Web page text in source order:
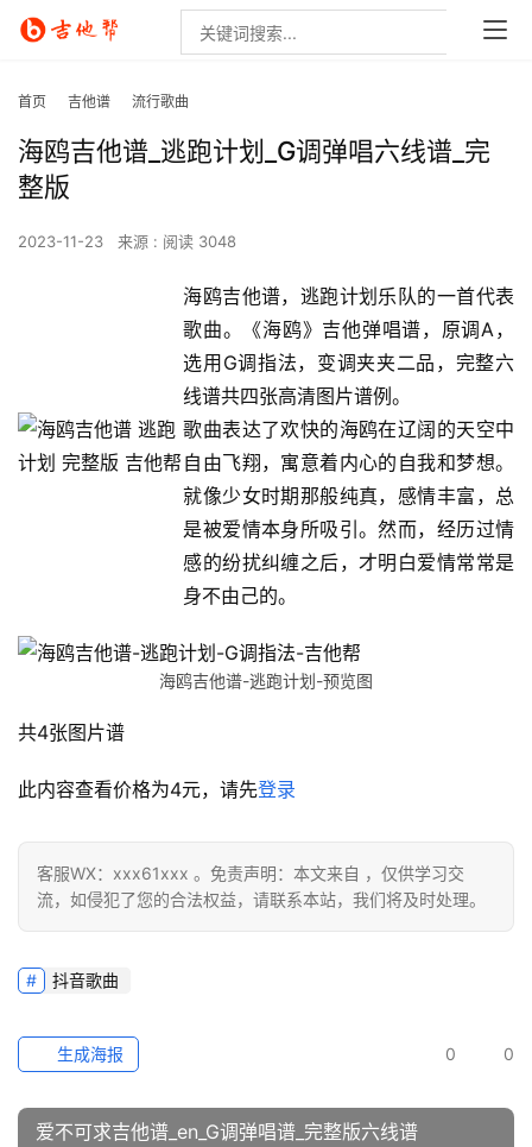
首页 吉他谱 流行歌曲
海鸥吉他谱_逃跑计划_G调弹唱六线谱_完
整版
2023-11-23 来源 : 阅读 3048
海鸥吉他谱，逃跑计划乐队的一首代表
歌曲。《海鸥》吉他弹唱谱，原调A，
选用G调指法，变调夹夹二品，完整六
线谱共四张高清图片谱例。
歌曲表达了欢快的海鸥在辽阔的天空中
自由飞翔，寓意着内心的自我和梦想。
就像少女时期那般纯真，感情丰富，总
是被爱情本身所吸引。然而，经历过情
感的纷扰纠缠之后，才明白爱情常常是
身不由己的。
海鸥吉他谱-逃跑计划-预览图
共4张图片谱
此内容查看价格为4元，请先登录
客服WX：xxx61xxx 。免责声明：本文来自 ，仅供学习交
流，如侵犯了您的合法权益，请联系本站，我们将及时处理。
抖音歌曲
0 0
生成海报
爱不可求吉他谱_en_G调弹唱谱_完整版六线谱